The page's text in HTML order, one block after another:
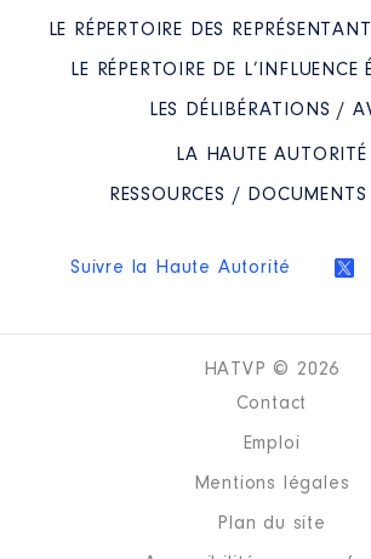
LE RÉPERTOIRE DES
LE RÉPERTOIRE DE L’INFLUENCE
LES DÉLIBÉRATIONS /
LA HAUTE AUTORITÉ
RESSOURCES / DOCUMENTS
Suivre la Haute Autorité
HATVP © 2026
Contact
Emploi
Mentions légales
Plan du site